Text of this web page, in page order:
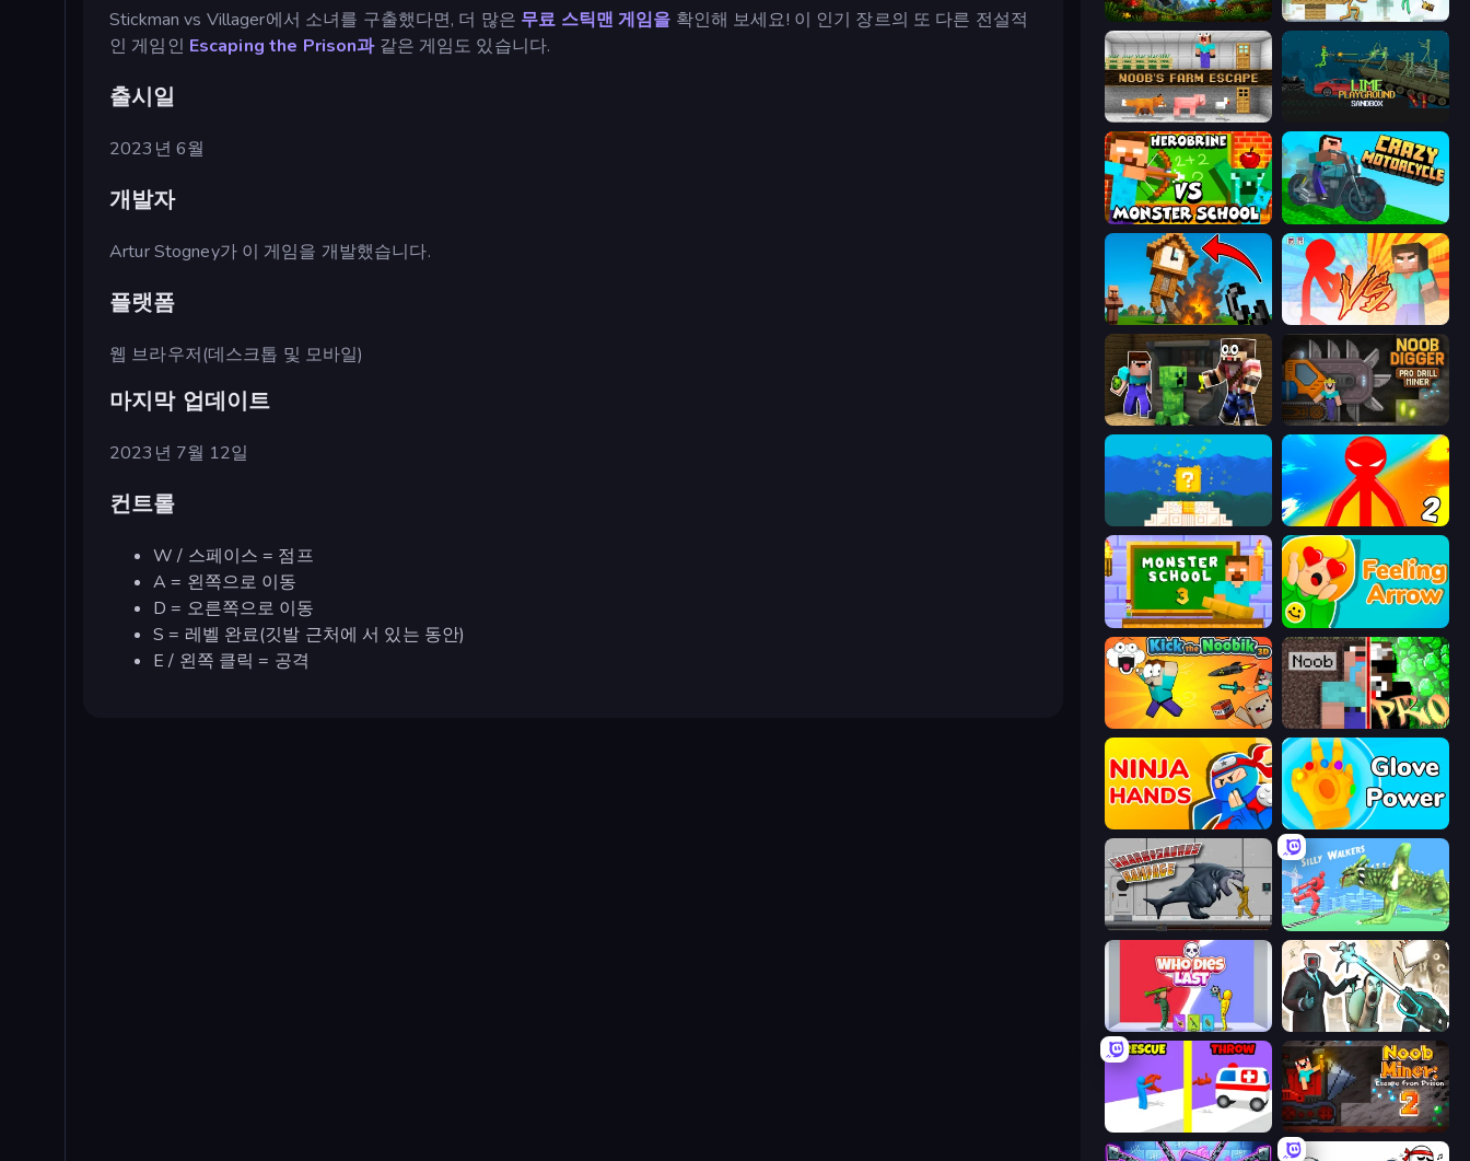
Stickman vs Villager에서 소녀를 구출했다면, 더 많은 무료 스틱맨 게임을 확인해 보세요! 이 인기 장르의 또 다른 전설적
인 게임인 Escaping the Prison과같은 게임도 있습니다.
출시일
2023년 6월
개발자
Artur Stogney가 이 게임을 개발했습니다.
플랫폼
웹 브라우저(데스크톱 및 모바일)
마지막 업데이트
2023년 7월 12일
컨트롤
W / 스페이스 = 점프
A = 왼쪽으로 이동
D = 오른쪽으로 이동
S = 레벨 완료(깃발 근처에 서 있는 동안)
E / 왼쪽 클릭 = 공격
Noob: Wall Crusher Stickman Parkour Master
Noob's Farm Escape
Herobrine vs Monster School Crazy Motorcycle
Noob Fuse Red Stickman vs Monster School
Noob Trolls Pro Noob Digger: Pro Drill Miner
Red Stickman vs Monster School 2
Monster School 3 Feeling Arrow
Kick the Noobik 3D Noob vs Pro: Challenge
Ninja Hands Glove Power
Sharkosaurus Rampage Silly Walkers
Who Dies Last? Skibidi Toilets: Infection
Rescue Throw Noob Miner 2: Escape From Prison